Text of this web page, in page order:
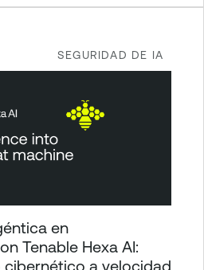
SEGURIDAD DE IA
en
Tenable Hexa AI:
cibernético a velocidad